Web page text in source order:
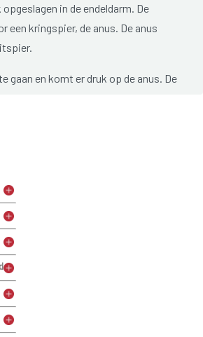
in de endeldarm. De
een kringspier, de anus. De anus
gaan en komt er druk op de anus. De
bekkenbodem is een soort wand